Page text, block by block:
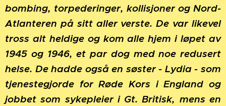
bombing, torpederinger, kollisjoner og Nord-
Atlanteren på sitt aller verste. De var likevel
tross alt heldige og kom alle hjem i løpet av
1945 og 1946, et par dog med noe redusert
helse. De hadde også en søster - Lydia - som
tjenestegjorde for Røde Kors i England og
jobbet som sykepleier i Gt. Britisk, mens en